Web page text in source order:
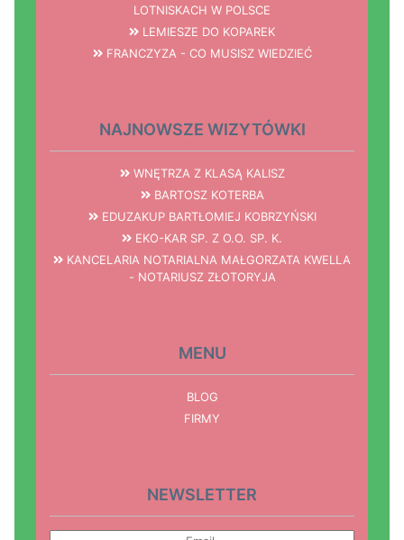
LOTNISKACH W POLSCE
LEMIESZE DO KOPAREK
FRANCZYZA - CO MUSISZ WIEDZIEĆ
NAJNOWSZE WIZYTÓWKI
WNĘTRZA Z KLASĄ KALISZ
BARTOSZ KOTERBA
EDUZAKUP BARTŁOMIEJ KOBRZYŃSKI
EKO-KAR SP. Z O.O. SP. K.
KANCELARIA NOTARIALNA MAŁGORZATA KWELLA
- NOTARIUSZ ZŁOTORYJA
MENU
BLOG
FIRMY
NEWSLETTER